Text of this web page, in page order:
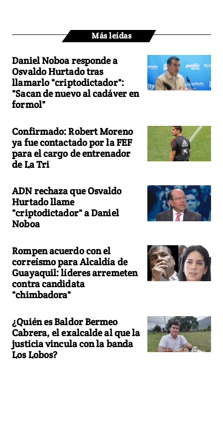
Más leídas
Daniel Noboa responde a
Osvaldo Hurtado tras
llamarlo "criptodictador":
"Sacan de nuevo al cadáver en
formol"
Confirmado: Robert Moreno
ya fue contactado por la FEF
para el cargo de entrenador
de La Tri
ADN rechaza que Osvaldo
Hurtado llame
"criptodictador" a Daniel
Noboa
Rompen acuerdo con el
correísmo para Alcaldía de
Guayaquil: líderes arremeten
contra candidata
"chimbadora"
¿Quién es Baldor Bermeo
Cabrera, el exalcalde al que la
justicia vincula con la banda
Los Lobos?